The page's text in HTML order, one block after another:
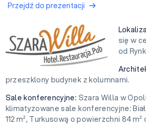
Przejdź do prezentacji
się w
od
przeszklony budynek z kolumnami.
Sale konferencyjne: Szara Willa w
klimatyzowane sale konferencyjne:
112 m², Turkusową o powierzchni 84 m²